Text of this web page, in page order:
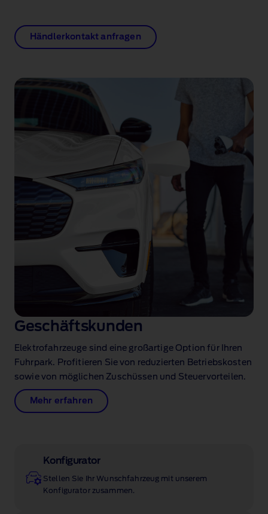
Händlerkontakt anfragen
Geschäftskunden
Elektrofahrzeuge sind eine großartige Option für Ihren
Fuhrpark. Profitieren Sie von reduzierten Betriebskosten
sowie von möglichen Zuschüssen und Steuervorteilen.
Mehr erfahren
Konfigurator
Stellen Sie Ihr Wunschfahrzeug mit unserem
Konfigurator zusammen.